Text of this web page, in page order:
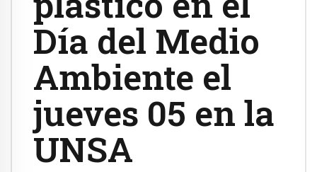
Día del Medio
Ambiente el
jueves 05 en la
UNSA